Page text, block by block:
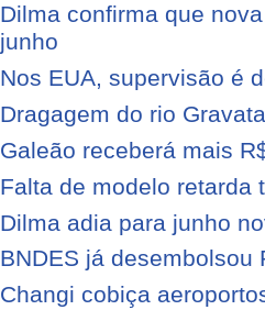
Dilma confirma que
junho
Nos EUA, supervisão é
Dragagem do rio
Galeão receberá mais
Falta de modelo retarda
Dilma adia para junho
BNDES já
Changi cobiça